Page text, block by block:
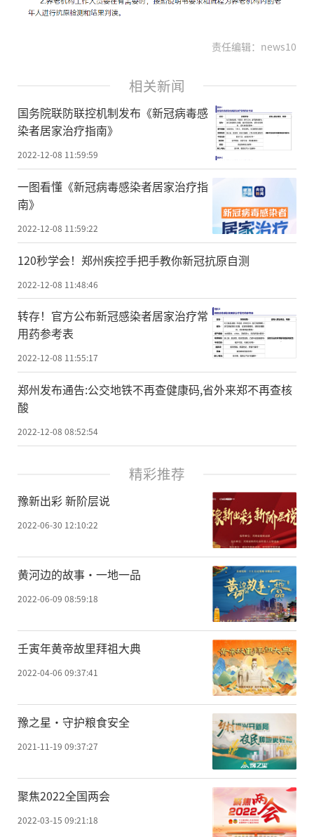
责任编辑：news10
相关新闻
国务院联防联控机制发布《新冠病毒感
染者居家治疗指南》
2022-12-08 11:59:59
一图看懂《新冠病毒感染者居家治疗指
南》
2022-12-08 11:59:22
120秒学会！郑州疾控手把手教你新冠抗原自测
2022-12-08 11:48:46
转存！官方公布新冠感染者居家治疗常
用药参考表
2022-12-08 11:55:17
郑州发布通告:公交地铁不再查健康码,省外来郑不再查核
酸
2022-12-08 08:52:54
精彩推荐
豫新出彩 新阶层说
2022-06-30 12:10:22
黄河边的故事·一地一品
2022-06-09 08:59:18
壬寅年黄帝故里拜祖大典
2022-04-06 09:37:41
豫之星·守护粮食安全
2021-11-19 09:37:27
聚焦2022全国两会
2022-03-15 09:21:18